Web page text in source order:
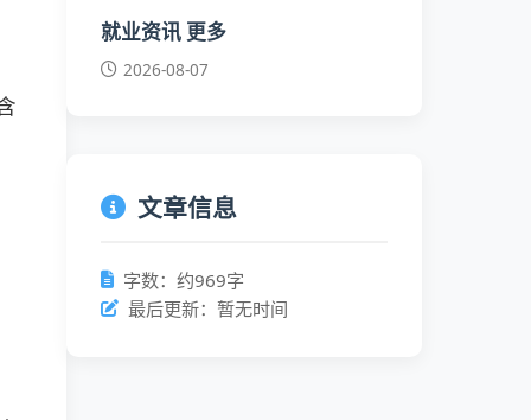
就业资讯 更多
2026-08-07
文章信息
字数：约969字
最后更新：暂无时间